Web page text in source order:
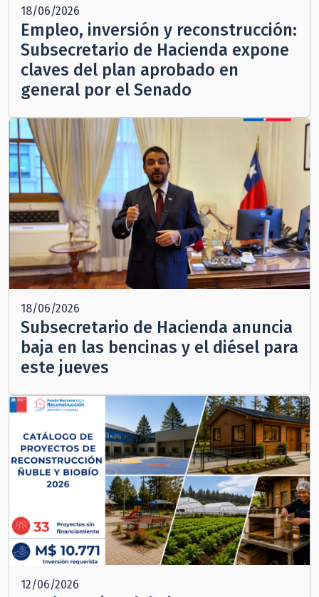
18/06/2026
Empleo, inversión y reconstrucción:
Subsecretario de Hacienda expone
claves del plan aprobado en
general por el Senado
18/06/2026
Subsecretario de Hacienda anuncia
baja en las bencinas y el diésel para
este jueves
12/06/2026